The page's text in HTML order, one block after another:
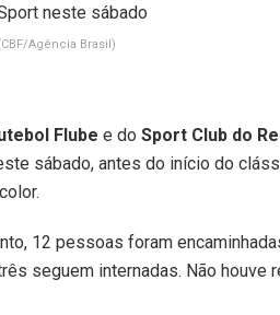
Agência Brasil)
Flube e do Sport Club do
sábado, antes do início do
12 pessoas foram
seguem internadas. Não houve